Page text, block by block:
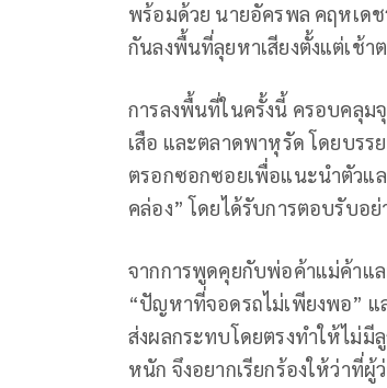
พร้อมด้วย นายอัครพล คฤหเด
กันลงพื้นที่ลุยหาเสียงตั้งแต่เช้
การลงพื้นที่ในครั้งนี้ ครอบคลุม
เสือ และตลาดพาหุรัด โดยบรร
ตรอกซอกซอยเพื่อแนะนำตัวแ
คล่อง” โดยได้รับการตอบรับอ
จากการพูดคุยกับพ่อค้าแม่ค้า
“ปัญหาที่จอดรถไม่เพียงพอ” แ
ส่งผลกระทบโดยตรงทำให้ไม่มี
หนัก จึงอยากเรียกร้องให้ว่าที่